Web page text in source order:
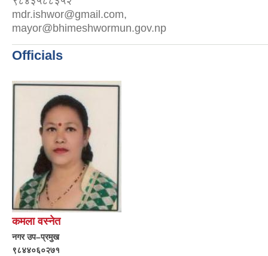
mdr.ishwor@gmail.com,
mayor@bhimeshwormun.gov.np
Officials
कमला वस्नेत
नगर उप–प्रमुख
९८४४०६०२७१